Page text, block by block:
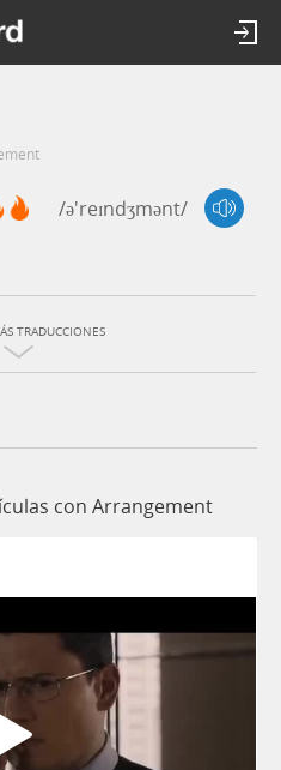
/ə'reɪndʒmənt/
TRADUCCIONES
con Arrangement